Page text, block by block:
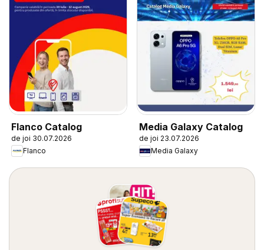
Flanco Catalog
de joi 30.07.2026
Flanco
Media Galaxy Catalog
de joi 23.07.2026
Media Galaxy